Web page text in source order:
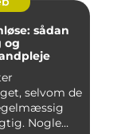
sådan
og
selvom de
Nogle